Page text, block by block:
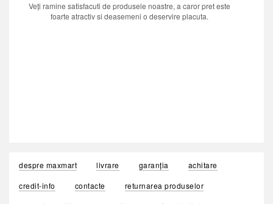
Veți ramine satisfacuti de produsele noastre, a caror pret este
foarte atractiv si deasemeni o deservire placuta.
despre maxmart livrare garanția
achitare
credit-info
contacte
returnarea produselor